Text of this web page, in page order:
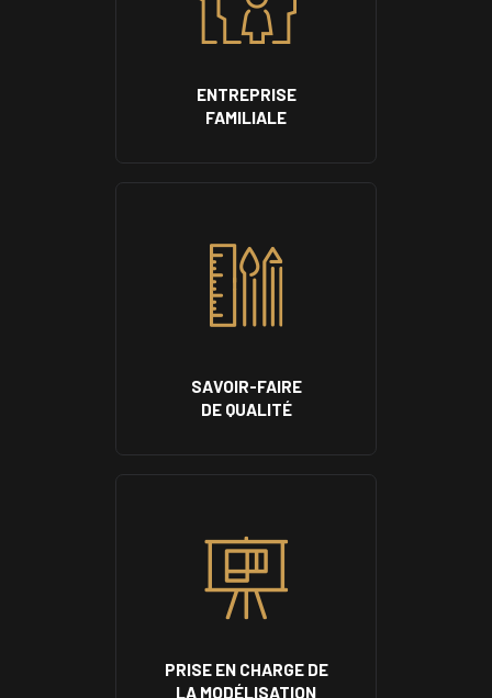
ENTREPRISE
FAMILIALE
SAVOIR-FAIRE
DE QUALITÉ
PRISE EN CHARGE DE
LA MODÉLISATION